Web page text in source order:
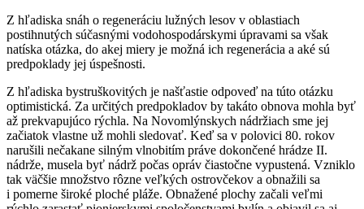
Z hľadiska snáh o regeneráciu lužných lesov v oblastiach
postihnutých súčasnými vodohospodárskymi úpravami sa však
natíska otázka, do akej miery je možná ich regenerácia a aké sú
predpoklady jej úspešnosti.
Z hľadiska bystruškovitých je našťastie odpoveď na túto otázku
optimistická. Za určitých predpokladov by takáto obnova mohla byť
až prekvapujúco rýchla. Na Novomlýnskych nádržiach sme jej
začiatok vlastne už mohli sledovať. Keď sa v polovici 80. rokov
narušili nečakane silným vlnobitím práve dokončené hrádze II.
nádrže, musela byť nádrž počas opráv čiastočne vypustená. Vzniklo
tak väčšie množstvo rôzne veľkých ostrovčekov a obnažili sa
i pomerne široké ploché pláže. Obnažené plochy začali veľmi